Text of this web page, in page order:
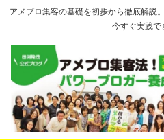
アメブロ集客の基礎を初歩から徹底解説
今すぐ実践で